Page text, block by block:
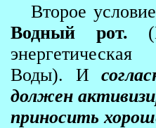
Второе
Водный рот.
Воды). И
должен
приносить